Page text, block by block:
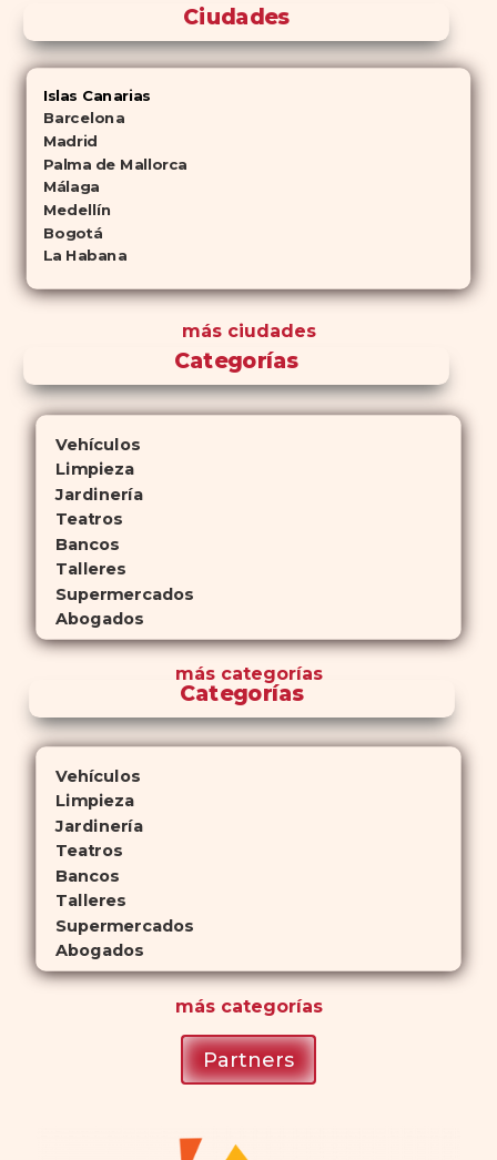
Ciudades
Islas Canarias
Barcelona
Madrid
Palma de Mallorca
Málaga
Medellín
Bogotá
La Habana
más ciudades
Categorías
Vehículos
Limpieza
Jardinería
Teatros
Bancos
Talleres
Supermercados
Abogados
máscategorías
Categorías
Vehículos
Limpieza
Jardinería
Teatros
Bancos
Talleres
Supermercados
Abogados
máscategorías
Partners